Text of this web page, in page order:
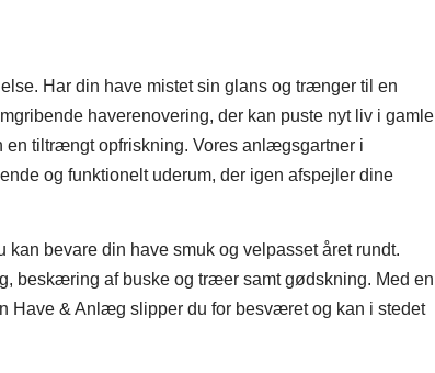
Har din have mistet sin glans og trænger til en
haverenovering, der kan puste nyt liv i gamle
tiltrængt opfriskning. Vores anlægsgartner i
og funktionelt uderum, der igen afspejler dine
bevare din have smuk og velpasset året rundt.
beskæring af buske og træer samt gødskning. Med en
Have & Anlæg slipper du for besværet og kan i stedet